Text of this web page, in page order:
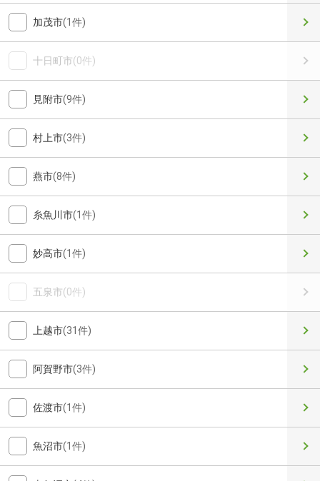
加茂市(1件)
十日町市(0件)
見附市(9件)
村上市(3件)
燕市(8件)
糸魚川市(1件)
妙高市(1件)
五泉市(0件)
上越市(31件)
阿賀野市(3件)
佐渡市(1件)
魚沼市(1件)